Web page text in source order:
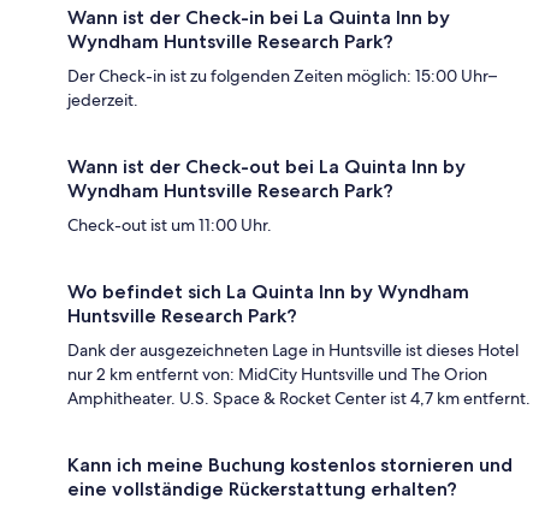
Wann ist der Check-in bei La Quinta Inn by
Wyndham Huntsville Research Park?
Der Check-in ist zu folgenden Zeiten möglich: 15:00 Uhr–
jederzeit.
Wann ist der Check-out bei La Quinta Inn by
Wyndham Huntsville Research Park?
Check-out ist um 11:00 Uhr.
Wo befindet sich La Quinta Inn by Wyndham
Huntsville Research Park?
Dank der ausgezeichneten Lage in Huntsville ist dieses Hotel
nur 2 km entfernt von: MidCity Huntsville und The Orion
Amphitheater. U.S. Space & Rocket Center ist 4,7 km entfernt.
Kann ich meine Buchung kostenlos stornieren und
eine vollständige Rückerstattung erhalten?